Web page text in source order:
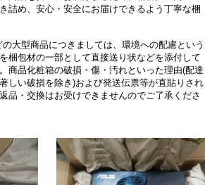
詰め、安心・安全にお届けできるよう丁寧な梱
大型商品につきましては、環境への配慮という
梱包材の一部として直接送り状などを添付して
商品化粧箱の破損・傷・汚れといった理由(配達
しい破損を除き)および発送伝票等が直貼りされ
品・交換はお受けできませんのでご了承くださ